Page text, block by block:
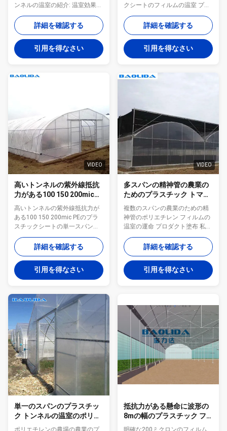
ンネルの温室の紹介: 温室効果ガ
スは電気管および地球で縦のコ
ラム、従って機械的な仕事の増
加の照明効果とだけ造られない
し、こうして温室効果ガスを使
用する機能を高める。 トンネル
の温室の構造: これらの温室効果
または簡単で具体的な基盤に一
気調節の穴があり、汚染および
損傷がウイルスの昆虫を運ぶこ
とを防ぐ部屋に虫がある。正面
玄関に閉鎖したゲートがある。
製品の機能: 1. カスタマイズされ
る特別温室のために設計されて
いて 2. ...
詳細を確認する
引用を得なさい
クシートのフィルムの温室 プロ
ダクトは記述する: トンネルのプ
ラスチック温室は低価格の単純
構造の温室である。それはある
効果的に自然災害を防ぎ、単位
面積ごとの収穫そして収入を高
めることができる野菜のような
た。それに簡単なアセンブリの
dip電流を通された管から成って
いる。フレームの構造は簡単
な、安価取付け易い。手動側面
のrewinderは通常気候条件によ
ってよい換気および冷却装置
に、提供される。 それは具体的
な基礎を要求し...
詳細を確認する
引用を得なさい
VIDEO
高いトンネルの紫外線抵抗
力がある100 150 200mic
PEのプラスチックシートの
単一スパンの温室
高いトンネルの紫外線抵抗力が
ある100 150 200mic PEのプラ
スチックシートの単一スパンの
温室 こんにちは友人は、これ
Vicky、歓迎された眺め私のプロ
ダクトである。温室を造りたい
と思ったら私に連絡するために
歓迎しなさいちょうど言う私に
あなたが必要とするシステムお
さを必要としなさい、私が引用
語句をできるだけ早く与える。
トンネルのプラスチック温室プ
ロダクトは記述する: トンネルの
プラスチック温室は低価格の単
純構造の温室である。それはあ
る 効果的に自然災害を防ぎ、単
位面積ごとの収穫そして収入を
高めることができる野菜のよう
な市場用作物を植えるために適
した。それ...
詳細を確認する
引用を得なさい
VIDEO
多スパンの精神管の農業の
ためのプラスチック トマト
の温室の運命
複数のスパンの農業のための精
神管のポリエチレン フィルムの
温室の運命 プロダクト塗布 私達
は良質プロダクト、ワンストッ
プ温室の解決および最もよいサ
ービスを提供する。訪問私達の
会社暖い歓迎、私達に協力しな
さい。 PCの温室の塗布:野菜:お
よびもっとトマト、レタス、ブ
バナナ、ブドウ、passionfruit、
レモンおよびもっと。栽培漁業
家畜 変数 技術的な変数 温室材
料 主要な構造はhot-galvanized
管付属品、よい耐食性である。
構成 中および外の影で覆うシス
テム、ベンチ、上および横窓、
冷却のパッド、草案ファン。 有
用な生命 主体...
詳細を確認する
引用を得なさい
単一のスパンのプラスチッ
ク トンネルの温室のポリエ
チレンの農場の農業サポー
ポリエチレンの農場の農業のプ
抵抗力がある懸命に波形の
8mの幅のプラスチック フ
ィルムの温室の風
明確な200ミクロンのフィルム